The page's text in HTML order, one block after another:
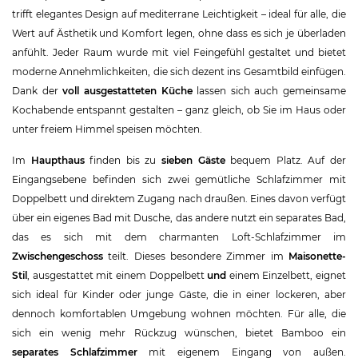
trifft elegantes Design auf mediterrane Leichtigkeit – ideal für alle, die
Wert auf Ästhetik und Komfort legen, ohne dass es sich je überladen
anfühlt. Jeder Raum wurde mit viel Feingefühl gestaltet und bietet
moderne Annehmlichkeiten, die sich dezent ins Gesamtbild einfügen.
Dank dervoll ausgestatteten Küchelassen sich auch gemeinsame
Kochabende entspannt gestalten – ganz gleich, ob Sie im Haus oder
unter freiem Himmel speisen möchten.
Im Haupthausfinden bis zusieben Gästebequem Platz. Auf der
Eingangsebene befinden sich zwei gemütliche Schlafzimmer mit
Doppelbett und direktem Zugang nach draußen. Eines davon verfügt
über ein eigenes Bad mit Dusche, das andere nutzt ein separates Bad,
das es sich mit dem charmanten Loft-Schlafzimmer im
Zwischengeschoss teilt. Dieses besondere Zimmer im Maisonette-
Stil , ausgestattet mit einem Doppelbett und einem Einzelbett, eignet
sich ideal für Kinder oder junge Gäste, die in einer lockeren, aber
dennoch komfortablen Umgebung wohnen möchten. Für alle, die
sich ein wenig mehr Rückzug wünschen, bietet Bamboo ein
separates Schlafzimmermit eigenem Eingang von außen.